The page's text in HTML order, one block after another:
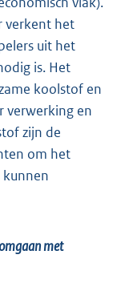
verkent het
uit het
is. Het
koolstof en
verwerking en
zijn de
om het
met